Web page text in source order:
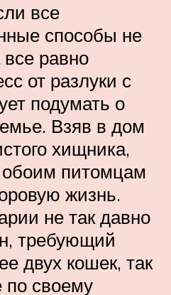
все
способы не
равно
от разлуки с
подумать о
Взяв в дом
хищника,
питомцам
жизнь.
не так давно
требующий
двух кошек, так
по своему